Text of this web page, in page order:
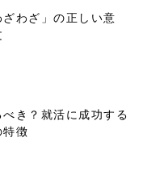
わざ」の正しい意
き？就活に成功する
徴